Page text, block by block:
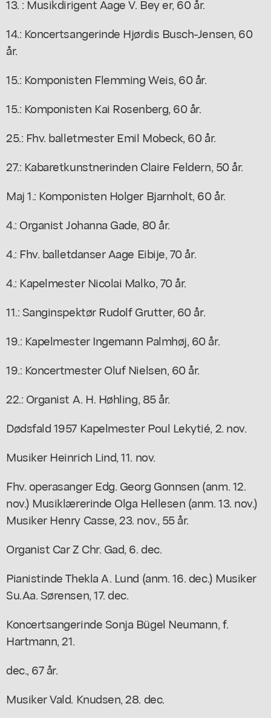
13. : Musikdirigent Aage V. Bey er, 60 år.
14.: Koncertsangerinde Hjørdis Busch-Jensen, 60
år.
15.: Komponisten Flemming Weis, 60 år.
15.: Komponisten Kai Rosenberg, 60 år.
25.: Fhv. balletmester Emil Mobeck, 60 år.
27.: Kabaretkunstnerinden Claire Feldern, 50 år.
Maj 1.: Komponisten Holger Bjarnholt, 60 år.
4.: Organist Johanna Gade, 80 år.
4.: Fhv. balletdanser Aage Eibije, 70 år.
4.: Kapelmester Nicolai Malko, 70 år.
11.: Sanginspektør Rudolf Grutter, 60 år.
19.: Kapelmester Ingemann Palmhøj, 60 år.
19.: Koncertmester Oluf Nielsen, 60 år.
22.: Organist A. H. Høhling, 85 år.
Dødsfald 1957 Kapelmester Poul Lekytié, 2. nov.
Musiker Heinrich Lind, 11. nov.
Fhv. operasanger Edg. Georg Gonnsen (anm. 12.
nov.) Musiklærerinde Olga Hellesen (anm. 13. nov.)
Musiker Henry Casse, 23. nov., 55 år.
Organist Car Z Chr. Gad, 6. dec.
Pianistinde Thekla A. Lund (anm. 16. dec.) Musiker
Su.Aa. Sørensen, 17. dec.
Koncertsangerinde Sonja Bügel Neumann, f.
Hartmann, 21.
dec., 67 år.
Musiker Vald. Knudsen, 28. dec.